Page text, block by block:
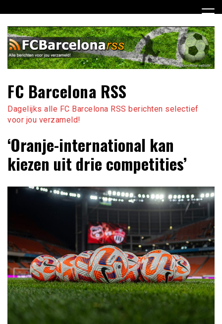
naar
inhoud
FC Barcelona RSS
Dagelijks alle FC Barcelona RSS berichten selectief
voor jou verzameld!
‘Oranje-international kan
kiezen uit drie competities’